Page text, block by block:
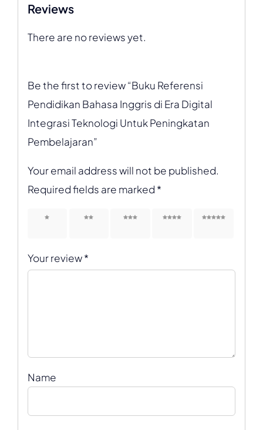
Reviews
There are no reviews yet.
Be the first to review “Buku Referensi
Pendidikan Bahasa Inggris di Era Digital
Integrasi Teknologi Untuk Peningkatan
Pembelajaran”
Your email address will not be published.
Required fields are marked *
1 of 5 2 of 5 3 of 5 4 of 5 5 of 5
Your review*
Name